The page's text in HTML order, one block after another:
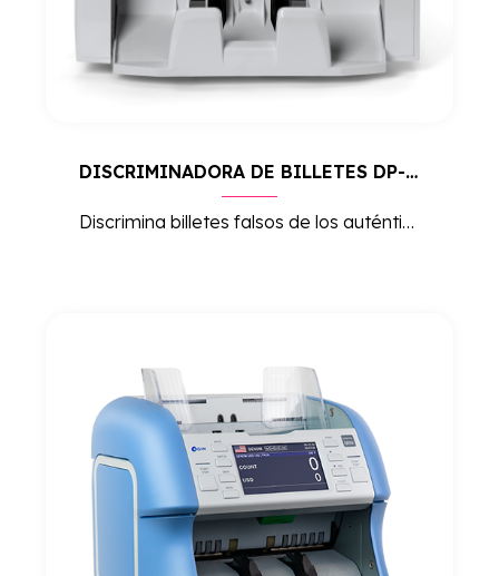
DISCRIMINADORA DE BILLETES DP-8120
Discrimina billetes falsos de los auténticos con alta precisión. Ideal para oficinas y comercios que necesitan seguridad en el manejo de efectivo, con una operación rápida y fiable.